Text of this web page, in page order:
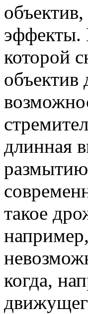
эффекты.
которой
объектив
длинная
размытию
такое
когда,